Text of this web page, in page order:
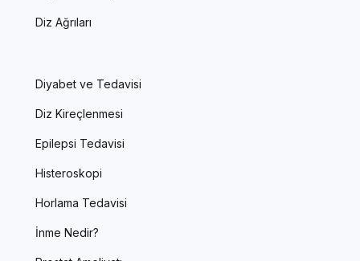
Diz Ağrıları
Diyabet ve Tedavisi
Diz Kireçlenmesi
Epilepsi Tedavisi
Histeroskopi
Horlama Tedavisi
İnme Nedir?